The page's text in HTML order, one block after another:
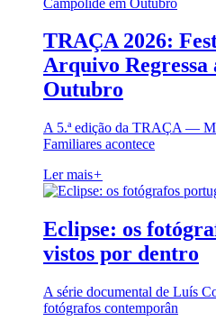
TRAÇA 2026:
Arquivo Regressa
Outubro
A 5.ª edição da TRAÇA —
Familiares acontece
Ler mais+
Eclipse: os
vistos por dentro
A série documental de Luís
fotógrafos contemporân